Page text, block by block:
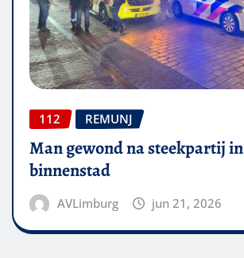
112 REMUNJ
Man gewond na steekpartij in
binnenstad
AVLimburg jun 21, 2026